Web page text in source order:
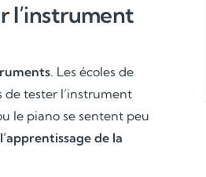
l’instrument
. Les écoles de
de tester l’instrument
le piano se sentent peu
l’apprentissage de la